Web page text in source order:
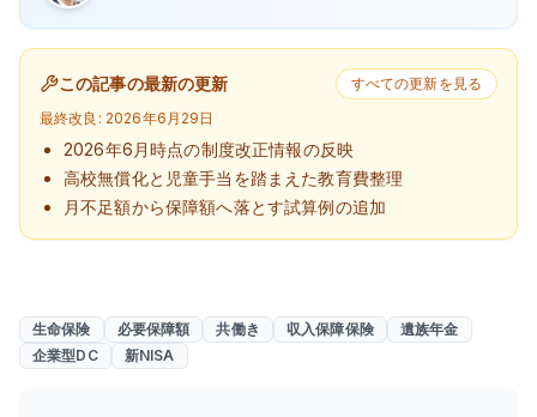
この記事の最新の更新
すべての更新を見る
最終改良: 2026年6月29日
2026年6月時点の制度改正情報の反映
高校無償化と児童手当を踏まえた教育費整理
月不足額から保障額へ落とす試算例の追加
生命保険 必要保障額 共働き 収入保障保険
遺族年金
企業型DC
新NISA